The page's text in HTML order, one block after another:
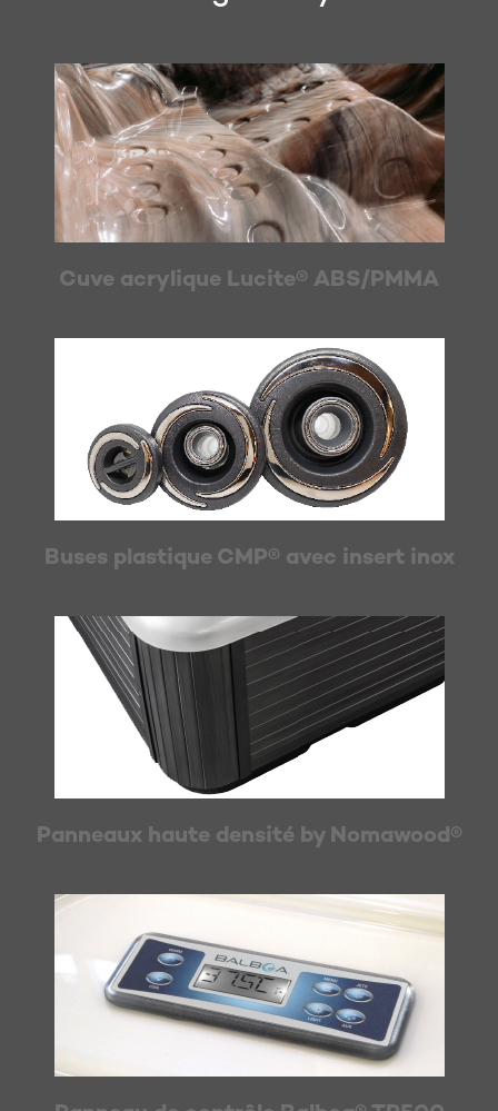
Cuve acrylique Lucite® ABS/PMMA
Buses plastique CMP® avec insert inox
Panneaux haute densité by Nomawood®